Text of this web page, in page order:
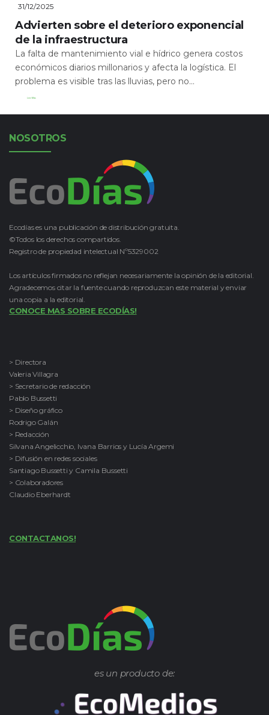
31/12/2025
Advierten sobre el deterioro exponencial
de la infraestructura
La falta de mantenimiento vial e hídrico genera costos
económicos diarios millonarios y afecta la logística. El
problema es visible tras las lluvias, pero no...
Leer Más
NOSOTROS
Ecodías es una publicación de distribución gratuita.
©Todos los derechos compartidos.
Registro de propiedad intelectual Nº5329002
Los artículos firmados no reflejan necesariamente la opinión de la editorial.
Agradecemos citar la fuente cuando reproduzcan este material y enviar
una copia a la editorial.
CONOCE MAS SOBRE ECODÍAS!
> Directora
Valeria Villagra
> Secretario de redacción
Pablo Bussetti
> Diseño gráfico
Rodrigo Galán
> Redacción
Silvana Angelicchio, Ivana Barrios y Lucía Argemi
> Difusión en redes sociales
Santiago Bussetti y Camila Bussetti
> Colaboradores
Claudio Eberhardt
CONTACTANOS!
es un producto de: